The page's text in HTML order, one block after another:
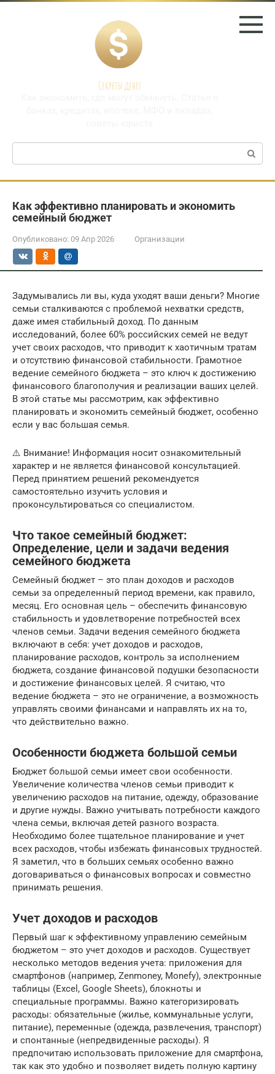
Перейти
Секреты денег
Поиск:
Как эффективно планировать и экономить
семейный бюджет
Опубликовано: 09 Апр 2026 Организации
Задумывались ли вы, куда уходят ваши деньги? Многие
семьи сталкиваются с проблемой нехватки средств,
даже имея стабильный доход. По данным
исследований, более 60% российских семей не ведут
учет своих расходов, что приводит к хаотичным тратам
и отсутствию финансовой стабильности. Грамотное
ведение семейного бюджета – это ключ к достижению
финансового благополучия и реализации ваших целей.
В этой статье мы рассмотрим, как эффективно
планировать и экономить семейный бюджет, особенно
если у вас большая семья.
⚠️ Внимание! Информация носит ознакомительный
характер и не является финансовой консультацией.
Перед принятием решений рекомендуется
самостоятельно изучить условия и
проконсультироваться со специалистом.
Что такое семейный бюджет:
Определение, цели и задачи ведения
семейного бюджета
Семейный бюджет – это план доходов и расходов
семьи за определенный период времени, как правило,
месяц. Его основная цель – обеспечить финансовую
стабильность и удовлетворение потребностей всех
членов семьи. Задачи ведения семейного бюджета
включают в себя: учет доходов и расходов,
планирование расходов, контроль за исполнением
бюджета, создание финансовой подушки безопасности
и достижение финансовых целей. Я считаю, что
ведение бюджета – это не ограничение, а возможность
управлять своими финансами и направлять их на то,
что действительно важно.
Особенности бюджета большой семьи
Бюджет большой семьи имеет свои особенности.
Увеличение количества членов семьи приводит к
увеличению расходов на питание, одежду, образование
и другие нужды. Важно учитывать потребности каждого
члена семьи, включая детей разного возраста.
Необходимо более тщательное планирование и учет
всех расходов, чтобы избежать финансовых трудностей.
Я заметил, что в больших семьях особенно важно
договариваться о финансовых вопросах и совместно
принимать решения.
Учет доходов и расходов
Первый шаг к эффективному управлению семейным
бюджетом – это учет доходов и расходов. Существует
несколько методов ведения учета: приложения для
смартфонов (например, Zenmoney, Monefy), электронные
таблицы (Excel, Google Sheets), блокноты и
специальные программы. Важно категоризировать
расходы: обязательные (жилье, коммунальные услуги,
питание), переменные (одежда, развлечения, транспорт)
и спонтанные (непредвиденные расходы). Я
предпочитаю использовать приложение для смартфона,
так как это удобно и позволяет видеть полную картину